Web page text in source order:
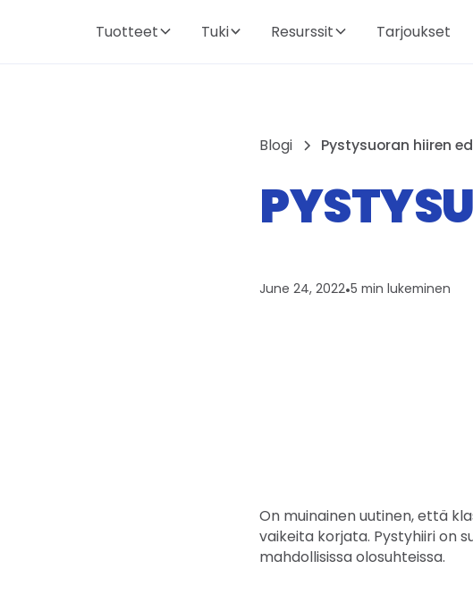
Tuotteet Tuki Resurssit Tarjoukset
Blogi Pystysuoran hiiren
June 24, 2022•5 min lukeminen
On muinainen uutinen, että
vaikeita korjata. Pystyhiiri on
mahdollisissa olosuhteissa.